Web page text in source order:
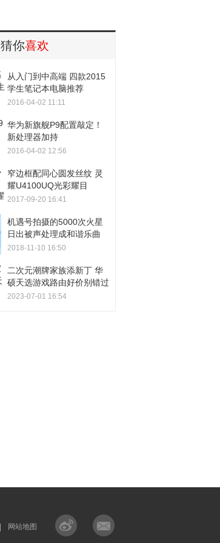
猜你喜欢
从入门到中高端 四款2015
学生笔记本电脑推荐
2016-04-02 11:11
华为新旗舰P9配置敲定！
新处理器加持
2016-04-02 12:56
窄边框配同心圆发丝纹 灵
耀U4100UQ光彩耀目
2017-09-20 16:41
机遇号拍摄的5000次火星
日出被声处理成和谐乐曲
2018-11-10 16:50
二次元潮牌家族添新丁 华
硕天选游戏路由好价别错过
2023-07-01 16:54
网站地图